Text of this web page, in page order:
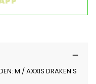
M / AXXIS DRAKEN S